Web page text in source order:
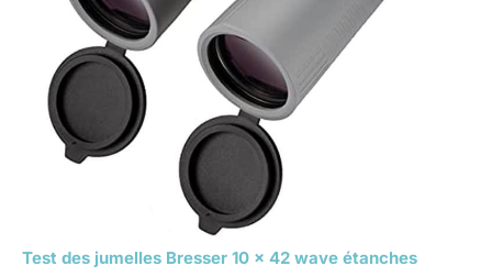
Test des jumelles Bresser 10 x 42 wave étanches